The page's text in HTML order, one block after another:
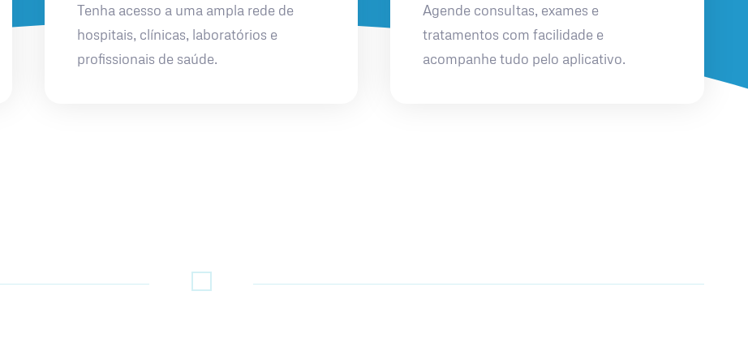
Tenha acesso a uma ampla rede de
hospitais, clínicas, laboratórios e
profissionais de saúde.
Agende consultas, exames e
tratamentos com facilidade e
acompanhe tudo pelo aplicativo.